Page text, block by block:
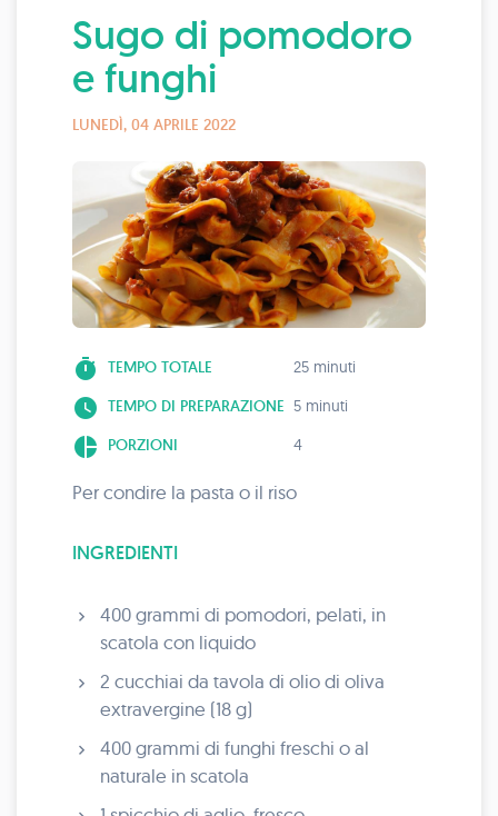
Sugo di pomodoro
e funghi
LUNEDÌ, 04 APRILE 2022
timer TEMPO TOTALE 25 minuti
watch_later TEMPO DI PREPARAZIONE 5 minuti
pie_chart PORZIONI 4
Per condire la pasta o il riso
INGREDIENTI
400 grammi di pomodori, pelati, in
scatola con liquido
2 cucchiai da tavola di olio di oliva
extravergine (18 g)
400 grammi di funghi freschi o al
naturale in scatola